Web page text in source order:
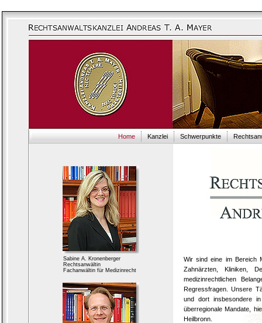
Wir sind eine im Bereich
Zahnärzten, Kliniken,
medizinrechtlichen
Regressfragen. Unsere
und dort insbesondere
überregionale Mandate,
Heilbronn.
Home Kanzlei Schwerpunkte
Sabine A. Kronenberger
Rechtsanwältin
Fachanwältin für Medizinrecht